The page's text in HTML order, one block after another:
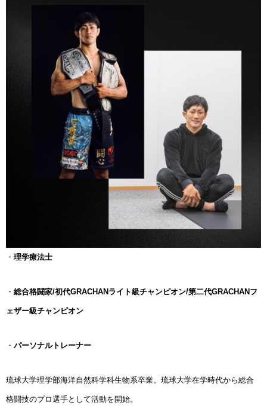
・ 理学療法士
・ 総合格闘家/初代GRACHANライト級チャンピオン/第二代GRACHANフ
ェザー級チャンピオン
・ パーソナルトレーナー
琉球大学理学部海洋自然科学科生物系卒業。琉球大学在学時代から総合
格闘技のプロ選手として活動を開始。